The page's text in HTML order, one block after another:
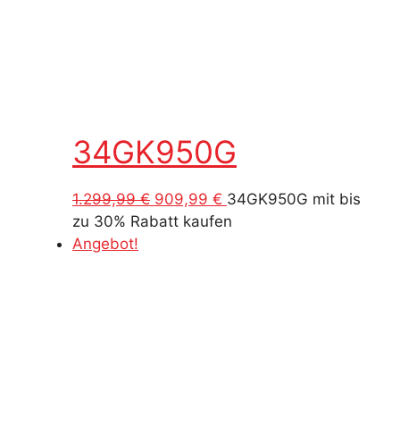
34GK950G
1.299,99€ Ursprünglicher
Preis
909,99 € Aktueller
Preis
34GK950G mit bis
zu 30% Rabatt kaufen
Angebot!